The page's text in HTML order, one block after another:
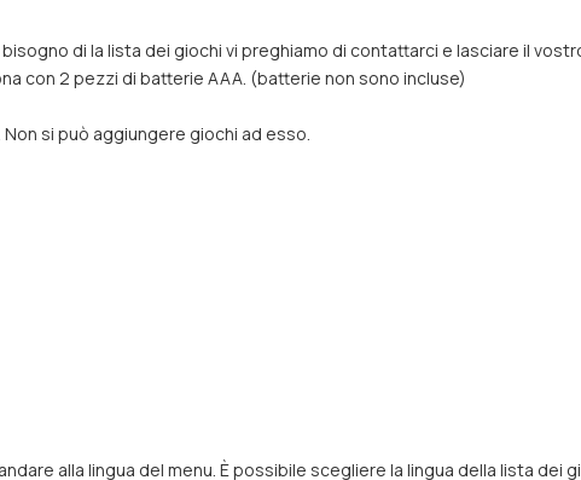
di la lista dei giochi vi preghiamo di contattarci e lasciare il
con 2 pezzi di batterie AAA. (batterie non sono incluse)
si può aggiungere giochi ad esso.
alla lingua del menu. È possibile scegliere la lingua della lista dei